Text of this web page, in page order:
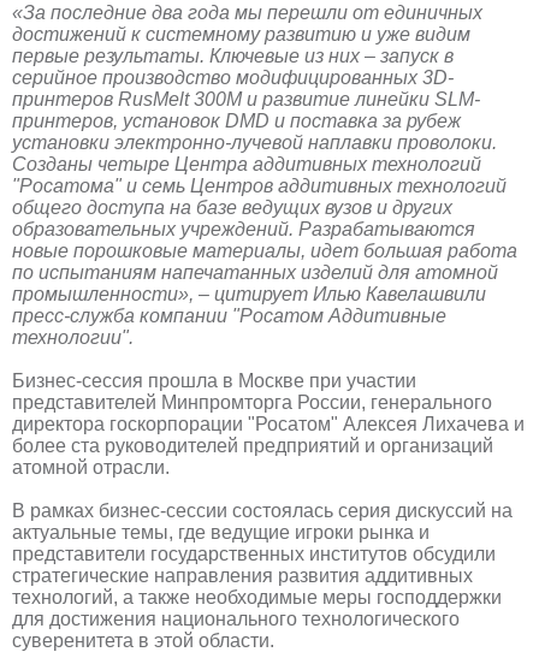
«За последние два года мы перешли от единичных
достижений к системному развитию и уже видим
первые результаты. Ключевые из них – запуск в
серийное производство модифицированных 3D-
принтеров RusMelt 300M и развитие линейки SLM-
принтеров, установок DMD и поставка за рубеж
установки электронно-лучевой наплавки проволоки.
Созданы четыре Центра аддитивных технологий
"Росатома" и семь Центров аддитивных технологий
общего доступа на базе ведущих вузов и других
образовательных учреждений. Разрабатываются
новые порошковые материалы, идет большая работа
по испытаниям напечатанных изделий для атомной
промышленности», – цитирует Илью Кавелашвили
пресс-служба компании "Росатом Аддитивные
технологии".
Бизнес-сессия прошла в Москве при участии
представителей Минпромторга России, генерального
директора госкорпорации "Росатом" Алексея Лихачева и
более ста руководителей предприятий и организаций
атомной отрасли.
В рамках бизнес-сессии состоялась серия дискуссий на
актуальные темы, где ведущие игроки рынка и
представители государственных институтов обсудили
стратегические направления развития аддитивных
технологий, а также необходимые меры господдержки
для достижения национального технологического
суверенитета в этой области.